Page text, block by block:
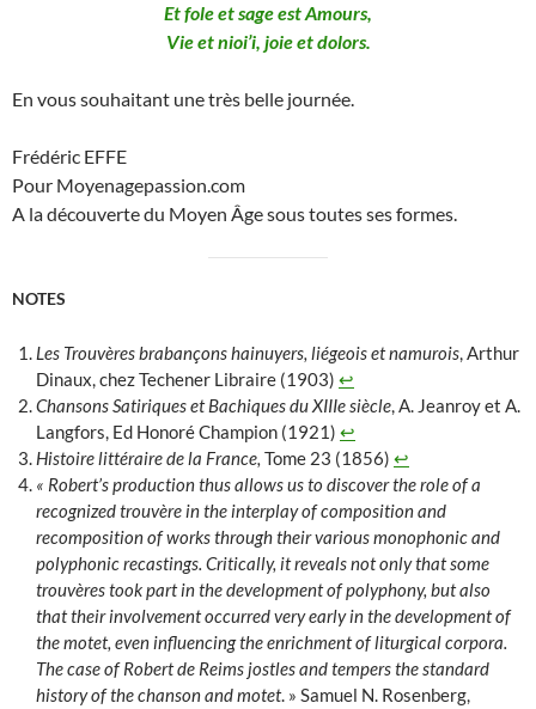
Et fole et sage est Amours,
Vie et nioi’i, joie et dolors.
En vous souhaitant une très belle journée.
Frédéric EFFE
Pour Moyenagepassion.com
A la découverte du Moyen Âge sous toutes ses formes.
NOTES
Les Trouvères brabançons hainuyers, liégeois et namurois, Arthur
Dinaux, chez Techener Libraire (1903) ↩︎
Chansons Satiriques et Bachiques du XIIIe siècle, A. Jeanroy et A.
Langfors, Ed Honoré Champion (1921) ↩︎
Histoire littéraire de la France, Tome 23 (1856) ↩︎
« Robert’s production thus allows us to discover the role of a
recognized trouvère in the interplay of composition and
recomposition of works through their various monophonic and
polyphonic recastings. Critically, it reveals not only that some
trouvères took part in the development of polyphony, but also
that their involvement occurred very early in the development of
the motet, even influencing the enrichment of liturgical corpora.
The case of Robert de Reims jostles and tempers the standard
history of the chanson and motet. » Samuel N. Rosenberg,